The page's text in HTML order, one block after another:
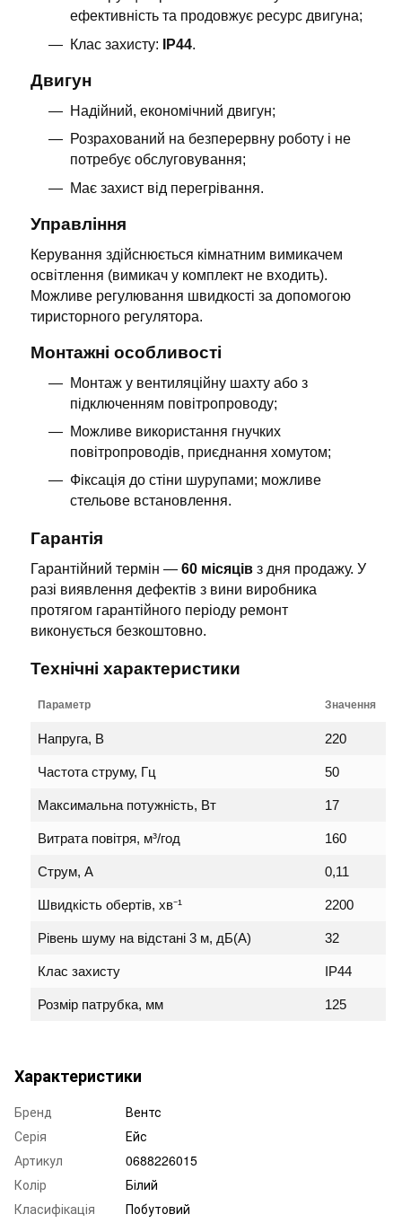
ефективність та продовжує ресурс двигуна;
Клас захисту:
IP44.
Двигун
Надійний, економічний двигун;
Розрахований на безперервну роботу і не
потребує обслуговування;
Має захист від перегрівання.
Управління
Керування здійснюється кімнатним вимикачем
освітлення (вимикач у комплект не входить).
Можливе регулювання швидкості за допомогою
тиристорного регулятора.
Монтажні особливості
Монтаж у вентиляційну шахту або з
підключенням повітропроводу;
Можливе використання гнучких
повітропроводів, приєднання хомутом;
Фіксація до стіни шурупами; можливе
стельове встановлення.
Гарантія
Гарантійний термін — 60 місяців з дня продажу. У
разі виявлення дефектів з вини виробника
протягом гарантійного періоду ремонт
виконується безкоштовно.
Технічні характеристики
Параметр Значення
Напруга, В 220
Частота струму, Гц 50
Максимальна потужність, Вт 17
Витрата повітря, м³/год 160
Струм, А 0,11
Швидкість обертів, хв⁻¹ 2200
Рівень шуму на відстані 3 м, дБ(А) 32
Клас захисту IP44
Розмір патрубка, мм 125
Характеристики
Бренд
Вентс
Серія
Ейс
Артикул
0688226015
Колір
Білий
Класифікація
Побутовий